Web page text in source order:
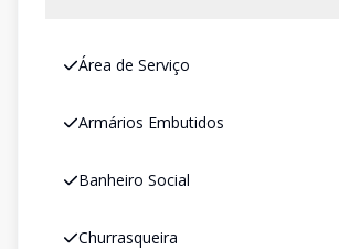
Área de Serviço
Armários Embutidos
Banheiro Social
Churrasqueira